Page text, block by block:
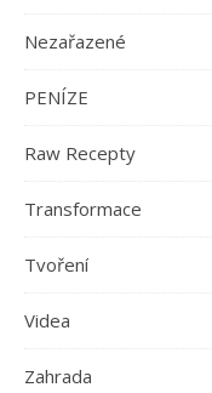
Nezařazené
PENÍZE
Raw Recepty
Transformace
Tvoření
Videa
Zahrada